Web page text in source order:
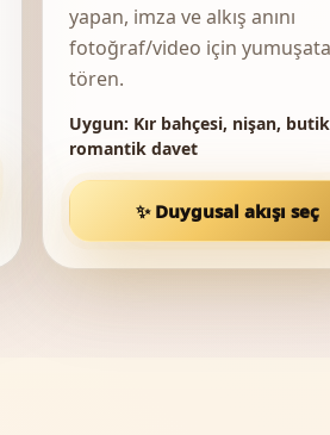
yapan, imza ve alkış anını
fotoğraf/video için
tören.
Uygun: Kır bahçesi, nişan,
romantik davet
✨ Duygusal akışı seç